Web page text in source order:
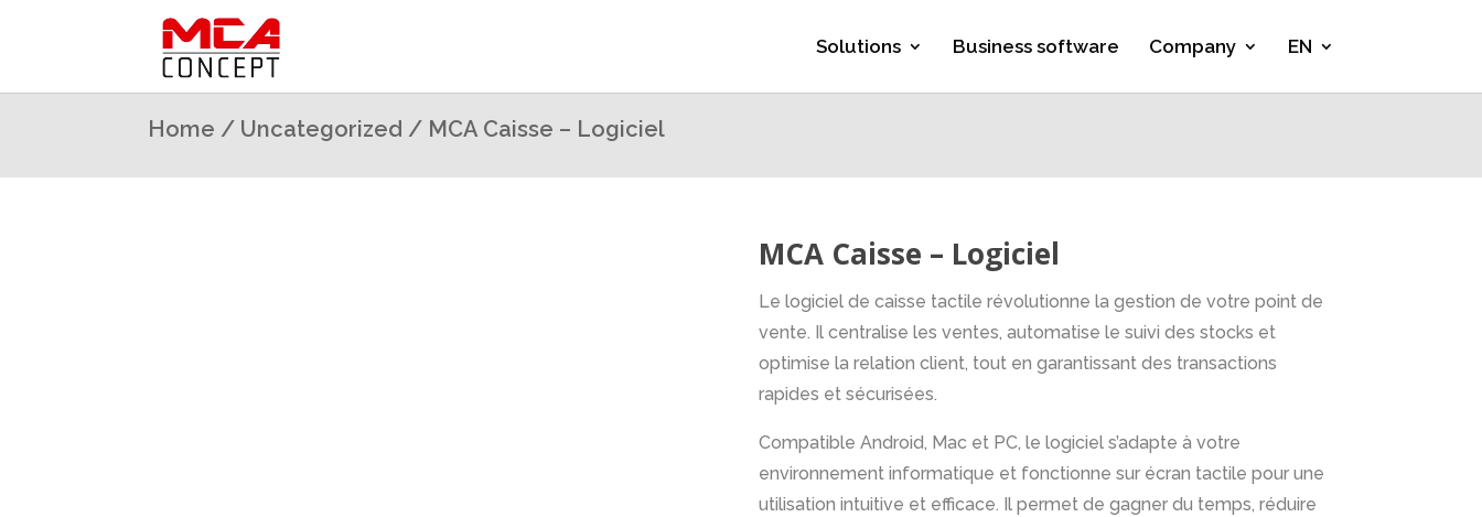
Solutions Business software Company EN
Home / Uncategorized / MCA Caisse – Logiciel
MCA Caisse – Logiciel
Le logiciel de caisse tactile révolutionne la gestion de votre point de
vente. Il centralise les ventes, automatise le suivi des stocks et
optimise la relation client, tout en garantissant des transactions
rapides et sécurisées.
Compatible Android, Mac et PC, le logiciel s’adapte à votre
environnement informatique et fonctionne sur écran tactile pour une
utilisation intuitive et efficace. Il permet de gagner du temps, réduire